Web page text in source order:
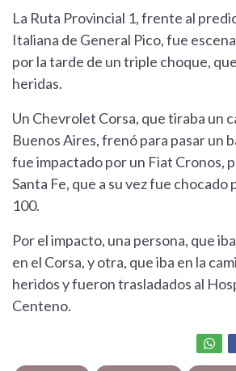
La Ruta Provincial 1, frente al
Italiana de General Pico, fue
por la tarde de un triple choque,
heridas.
Un Chevrolet Corsa, que tiraba un
Buenos Aires, frenó para pasar un
fue impactado por un Fiat Cronos,
Santa Fe, que a su vez fue chocado
100.
Por el impacto, una persona, que
en el Corsa, y otra, que iba en la
heridos y fueron trasladados al
Centeno.